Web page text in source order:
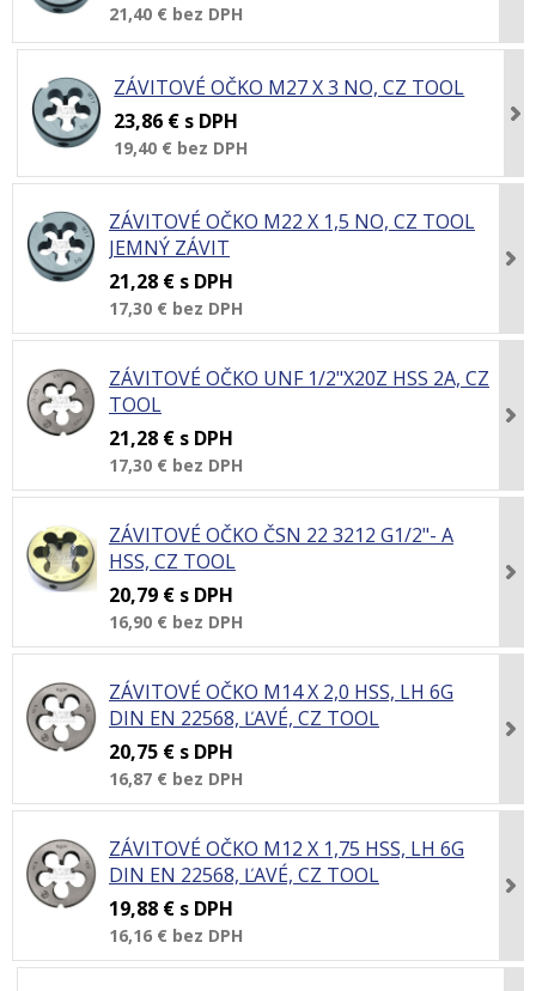
21,40 € bez DPH
ZÁVITOVÉ OČKO M27 X 3 NO, CZ TOOL
23,86 € s DPH
19,40 € bez DPH
ZÁVITOVÉ OČKO M22 X 1,5 NO, CZ TOOL
JEMNÝ ZÁVIT
21,28 € s DPH
17,30 € bez DPH
ZÁVITOVÉ OČKO UNF 1/2"X20Z HSS 2A, CZ
TOOL
21,28 € s DPH
17,30 € bez DPH
ZÁVITOVÉ OČKO ČSN 22 3212 G1/2"- A
HSS, CZ TOOL
20,79 € s DPH
16,90 € bez DPH
ZÁVITOVÉ OČKO M14 X 2,0 HSS, LH 6G
DIN EN 22568, ĽAVÉ, CZ TOOL
20,75 € s DPH
16,87 € bez DPH
ZÁVITOVÉ OČKO M12 X 1,75 HSS, LH 6G
DIN EN 22568, ĽAVÉ, CZ TOOL
19,88 € s DPH
16,16 € bez DPH